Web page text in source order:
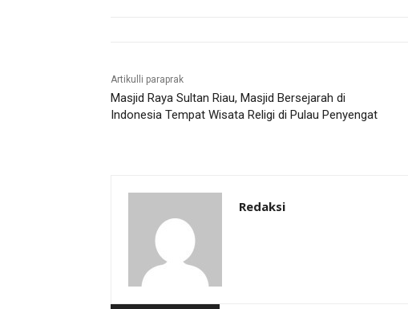
Artikulli paraprak
Masjid Raya Sultan Riau, Masjid Bersejarah di
Indonesia Tempat Wisata Religi di Pulau Penyengat
Redaksi